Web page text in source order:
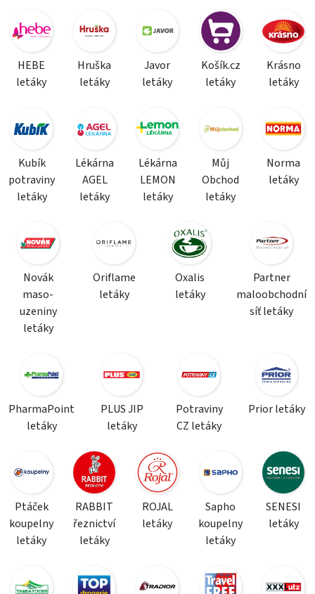
HEBE
letáky
Hruška
letáky
Javor
letáky
Košík.cz
letáky
Krásno
letáky
Kubík
potraviny
letáky
Lékárna
AGEL
letáky
Lékárna
LEMON
letáky
Můj
Obchod
letáky
Norma
letáky
Novák
maso-
uzeniny
letáky
Oriflame
letáky
Oxalis
letáky
Partner
maloobchodní
síť letáky
PharmaPoint
letáky
PLUS JIP
letáky
Potraviny
CZ letáky
Prior letáky
Ptáček
koupelny
letáky
RABBIT
řeznictví
letáky
ROJAL
letáky
Sapho
koupelny
letáky
SENESI
letáky